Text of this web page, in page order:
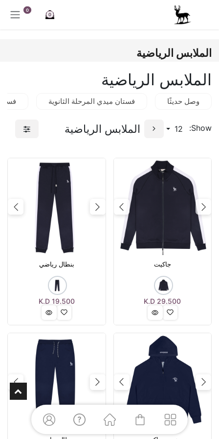
تخطي للذهاب إلى المحتوى
0
0
الملابس الرياضية
الملابس الرياضية
وصل حديثًا فستان ميدي المرحلة الثانوية
Show:
12 الملابس الرياضية
Previous
Next
جاكيت
29.500
Previous
بنطال رياضي
19.500
K.D
Previous
Next
Previous